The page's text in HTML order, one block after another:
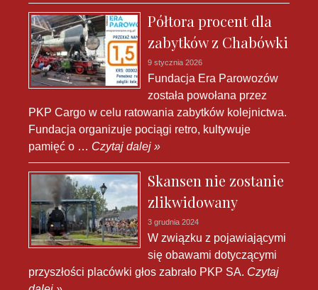
Półtora procent dla
zabytków z Chabówki
9 stycznia 2026
Fundacja Era Parowozów
została powołana przez
PKP Cargo w celu ratowania zabytków kolejnictwa.
Fundacja organizuje pociągi retro, kultywuje
pamięć o … Czytaj dalej »
Skansen nie zostanie
zlikwidowany
3 grudnia 2024
W związku z pojawiającymi
się obawami dotyczącymi
przyszłości placówki głos zabrało PKP SA. Czytaj